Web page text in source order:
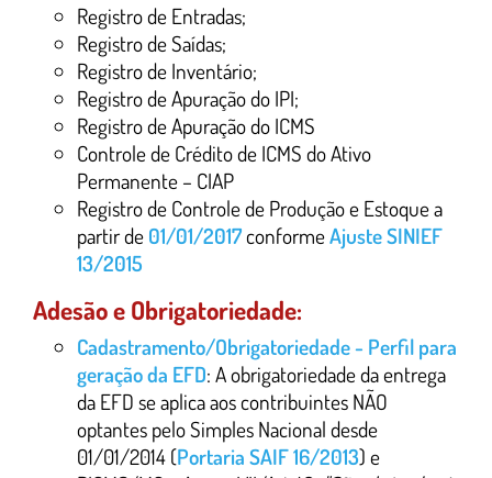
Registro de Entradas;
Registro de Saídas;
Registro de Inventário;
Registro de Apuração do IPI;
Registro de Apuração do ICMS
Controle de Crédito de ICMS do Ativo
Permanente – CIAP
Registro de Controle de Produção e Estoque a
partir de 01/01/2017conformeAjuste SINIEF
13/2015
Adesão e Obrigatoriedade:
Cadastramento/Obrigatoriedade - Perfil para
geração da EFD: A obrigatoriedade da entrega
da EFD se aplica aos contribuintes NÃO
optantes pelo Simples Nacional desde
01/01/2014 (Portaria SAIF 16/2013) e